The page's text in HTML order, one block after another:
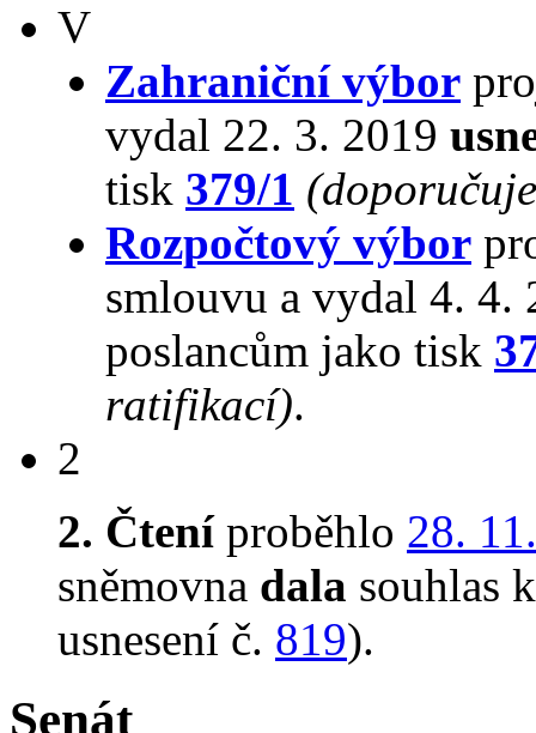
V
Zahraniční výbor
vydal 22. 3. 2019
tisk 379/1
Rozpočtový výbor
smlouvu a vydal 4. 4.
poslancům jako tisk
ratifikací).
2
2. Čteníproběhlo 28.
sněmovna dala souhlas
usnesení č. 819).
Senát